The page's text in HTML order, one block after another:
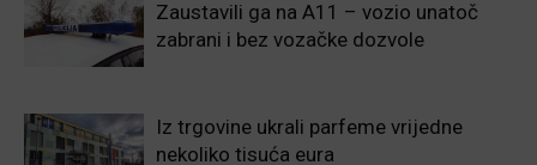
Zaustavili ga na A11 – vozio unatoč
zabrani i bez vozačke dozvole
Iz trgovine ukrali parfeme vrijedne
nekoliko tisuća eura